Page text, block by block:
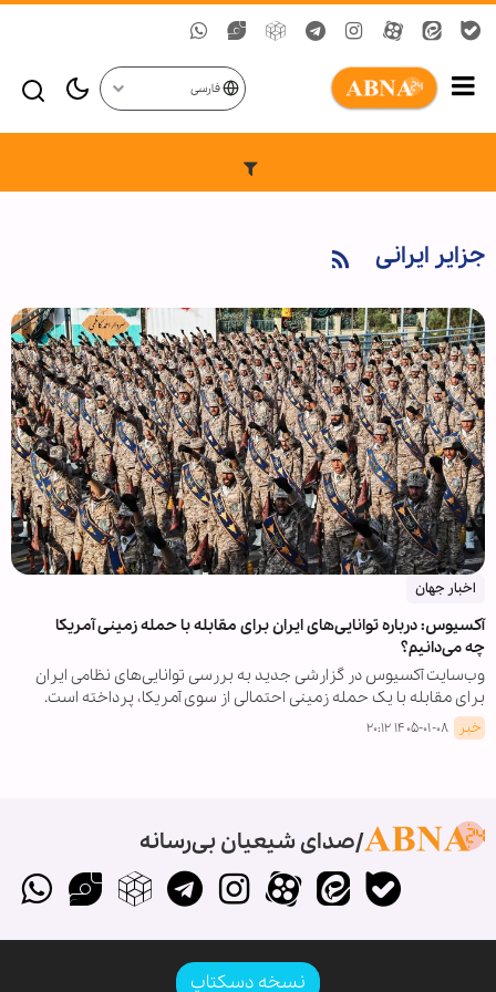
فارسی
جزایر ایرانی
اخبار جهان
آکسیوس: درباره توانایی‌های ایران برای مقابله با حمله زمینی آمریکا
چه می‌دانیم؟
وب‌سایت آکسیوس در گزارشی جدید به بررسی توانایی‌های نظامی ایران
برای مقابله با یک حمله زمینی احتمالی از سوی آمریکا، پرداخته است.
خبر ۱۴۰۵-۰۱-۰۸ ۲۰:۱۲
صدای شیعیان بی‌رسانه
نسخه دسکتاپ